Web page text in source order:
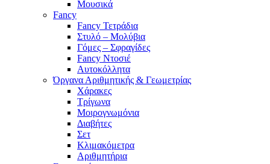
Μουσικά
Fancy
Fancy Τετράδια
Στυλό – Μολύβια
Γόμες – Σφραγίδες
Fancy Ντοσιέ
Αυτοκόλλητα
Όργανα Αριθμητικής & Γεωμετρίας
Χάρακες
Τρίγωνα
Mοιρογνωμόνια
Διαβήτες
Σετ
Κλιμακόμετρα
Αριθμητήρια